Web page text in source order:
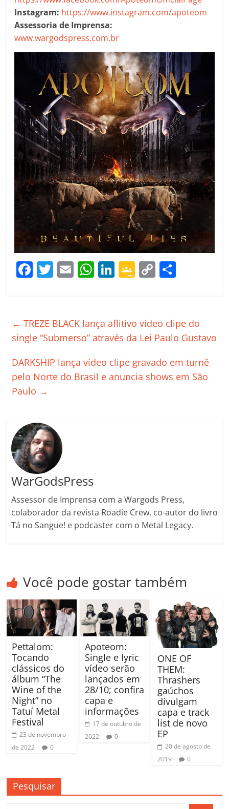
Instagram: https://www.instagram.com/apoteom
Assessoria de Imprensa:
www.wargodspress.com.br
F
e
b
o
k
T
er
E
l
W
s
A
p
Li
e
dI
G
gl
e
a
ss
C
y
Li
k
p
ar
h
ar
← TREZE BLACK lança aflitivo vídeo clipe do
single “Submerso” através da Lei Paulo Gustavo
DARKSHIP lança vídeo clipe gravado em turnê
pelo Norte do Brasil e anuncia shows em São
Paulo →
WarGodsPress
Assessor de Imprensa com a Wargods Press,
colaborador da revista Roadie Crew, co-autor do livro
Tá no Sangue! e podcaster com o Metal Legacy.
Você pode gostar também
Pettalom:
Tocando
clássicos do
álbum “The
Wine of the
Night” no
Tatuí Metal
Festival
23 de novembro
de 2022
0
Apoteom:
Single e lyric
vídeo serão
lançados em
28/10; confira
capa e
informações
17 de outubro de
2022
0
ONE OF
THEM:
Thrashers
gaúchos
divulgam
capa e track
list de novo
EP
20 de agosto de
2019
0
Pesquisar